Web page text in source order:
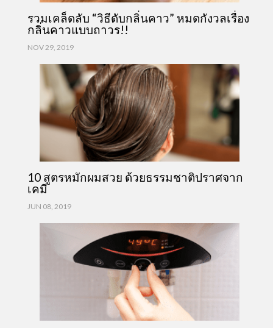
รวมเคล็ดลับ “วิธีดับกลิ่นคาว” หมดกังวลเรื่อง
กลิ่นคาวแบบถาวร!!
NOV 29, 2019
10 สูตรหมักผมสวย ด้วยธรรมชาติปราศจาก
เคมี
JUN 08, 2019